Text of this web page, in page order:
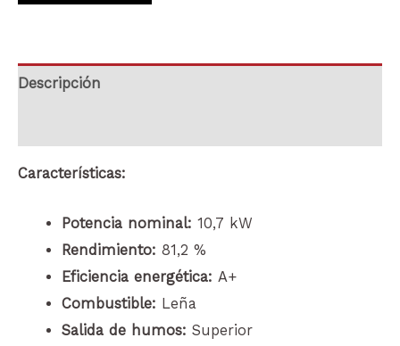
Descripción
Características:
Potencia nominal: 10,7 kW
Rendimiento: 81,2 %
Eficiencia energética: A+
Combustible: Leña
Salida de humos: Superior